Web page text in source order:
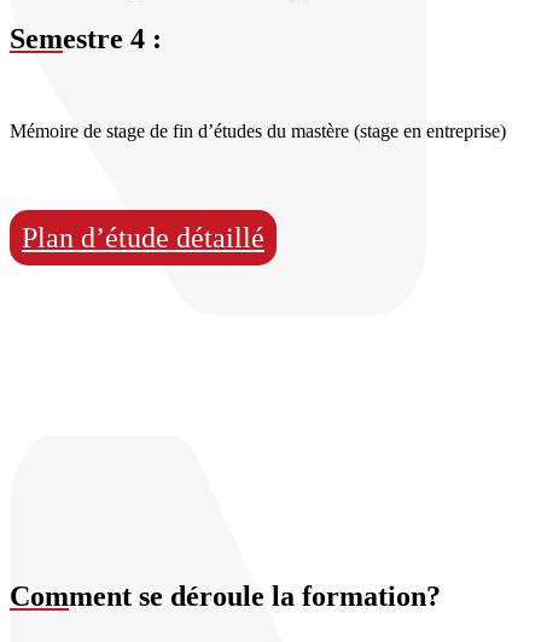
Semestre 4 :
Mémoire de stage de fin d’études du mastère (stage en entreprise)
Plan d’étude détaillé
Comment se déroule la formation?